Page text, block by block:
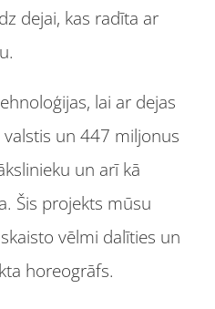
dejai, kas radīta ar
lai ar dejas
un 447 miljonus
un arī kā
Šis projekts mūsu
vēlmi dalīties un
horeogrāfs.